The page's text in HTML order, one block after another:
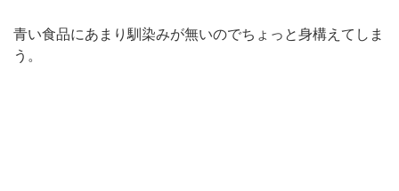
青い食品にあまり馴染みが無いのでちょっと身構えてしま
う。